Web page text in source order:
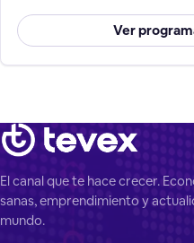
Ver
El canal que te hace crecer.
sanas, emprendimiento y
mundo.